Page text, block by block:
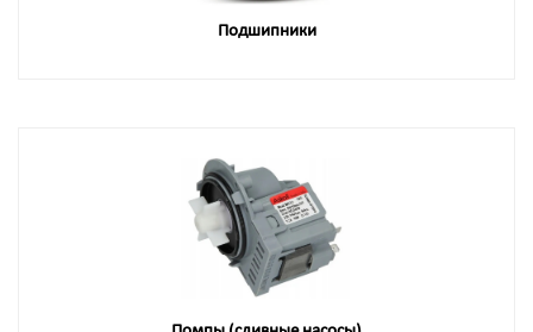
Подшипники